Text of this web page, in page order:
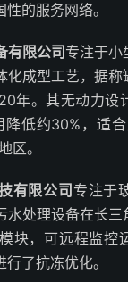
的服务网络。
有限公司专注于小
化成型工艺，据称
年。其无动力设
低约30%，适
区。
有限公司 专注于
处理设备在长三
块，可远程监控
了抗冻优化。